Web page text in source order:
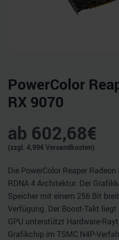
PowerColor
RX 9070
ab 602,68€
(zzgl. 4,99€ Versandkosten)
Die PowerColor Reaper
RDNA 4 Architektur. Der
Speicher mit einem 256 Bit
Verfügung. Der Boost-Takt
GPU unterstützt Hardware-
Grafikchip im TSMC N4P-